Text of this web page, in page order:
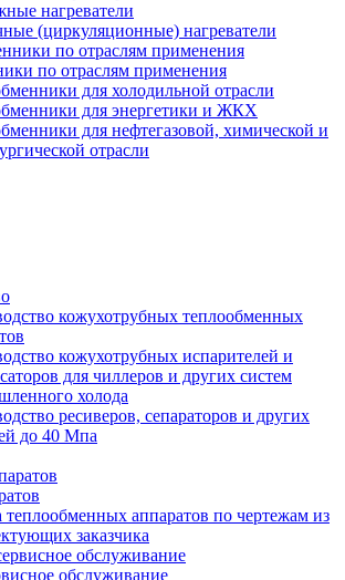
нагреватели
(циркуляционные) нагреватели
по отраслям применения
для холодильной отрасли
для энергетики и ЖКХ
для нефтегазовой, химической и
отрасли
кожухотрубных теплообменных
кожухотрубных испарителей и
для чиллеров и других систем
холода
ресиверов, сепараторов и других
до 40 Мпа
теплообменных аппаратов по чертежам из
заказчика
обслуживание